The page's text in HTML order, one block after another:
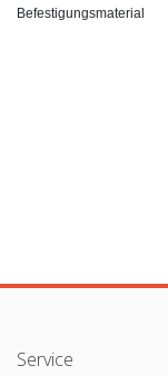
Befestigungsmaterial
Service